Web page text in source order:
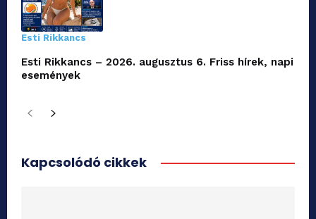
Esti Rikkancs
Esti Rikkancs – 2026. augusztus 6. Friss hírek, napi
események
Kapcsolódó cikkek